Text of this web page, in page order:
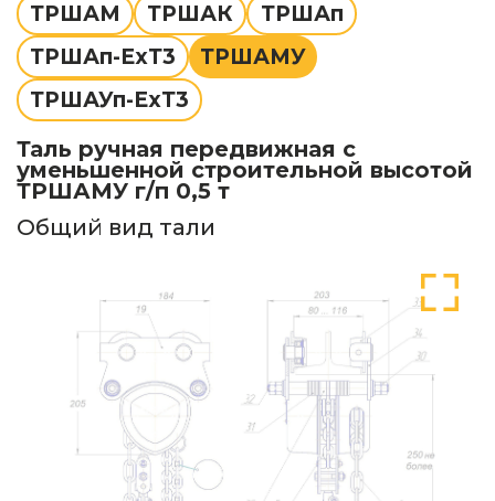
ТРШАМ ТРШАК
ТРШАп
ТРШАп-ЕхТ3
ТРШАМУ
ТРШАУп-ЕхТ3
Таль ручная передвижная с
уменьшенной строительной высотой
ТРШАМУ г/п 0,5 т
Общий вид тали